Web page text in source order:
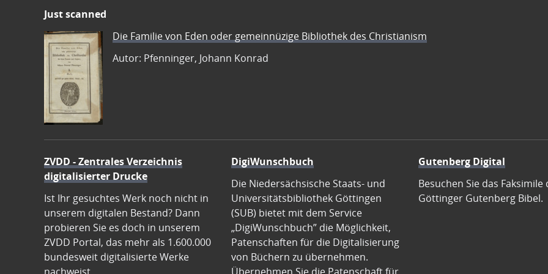
Just scanned
Die Familie von Eden oder gemeinnüzige Bibliothek des Christianism
Autor: Pfenninger, Johann Konrad
ZVDD - Zentrales Verzeichnis
digitalisierter Drucke
Ist Ihr gesuchtes Werk noch nicht in
unserem digitalen Bestand? Dann
probieren Sie es doch in unserem
ZVDD Portal, das mehr als 1.600.000
bundesweit digitalisierte Werke
DigiWunschbuch
Die Niedersächsische Staats- und
Universitätsbibliothek Göttingen
(SUB) bietet mit dem Service
„DigiWunschbuch” die Möglichkeit,
Patenschaften für die Digitalisierung
von Büchern zu übernehmen.
Gutenberg Digital
Besuchen Sie das Faksimile
Göttinger Gutenberg Bibel.